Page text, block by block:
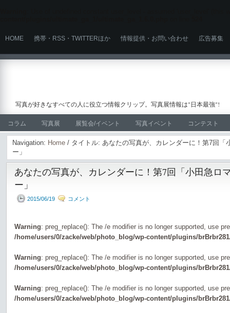
HOME 携帯・RSS・TWITTERほか 情報提供・お問い合わせ 広告募集
写真が好きなすべての人に役立つ情報クリップ。写真展情報は"日本最強"!
コラム 写真展 展覧会/イベント 写真イベント コンテスト
Navigation: Home / タイトル: あなたの写真が、カレンダーに！第7回「
ー」
あなたの写真が、カレンダーに！第7回「小田急ロ
ー」
2015/06/19 コメント
Warning: preg_replace(): The /e modifier is no longer supported, use
/home/users/0/zacke/web/photo_blog/wp-content/plugins/
Warning: preg_replace(): The /e modifier is no longer supported, use
/home/users/0/zacke/web/photo_blog/wp-content/plugins/
Warning: preg_replace(): The /e modifier is no longer supported, use
/home/users/0/zacke/web/photo_blog/wp-content/plugins/